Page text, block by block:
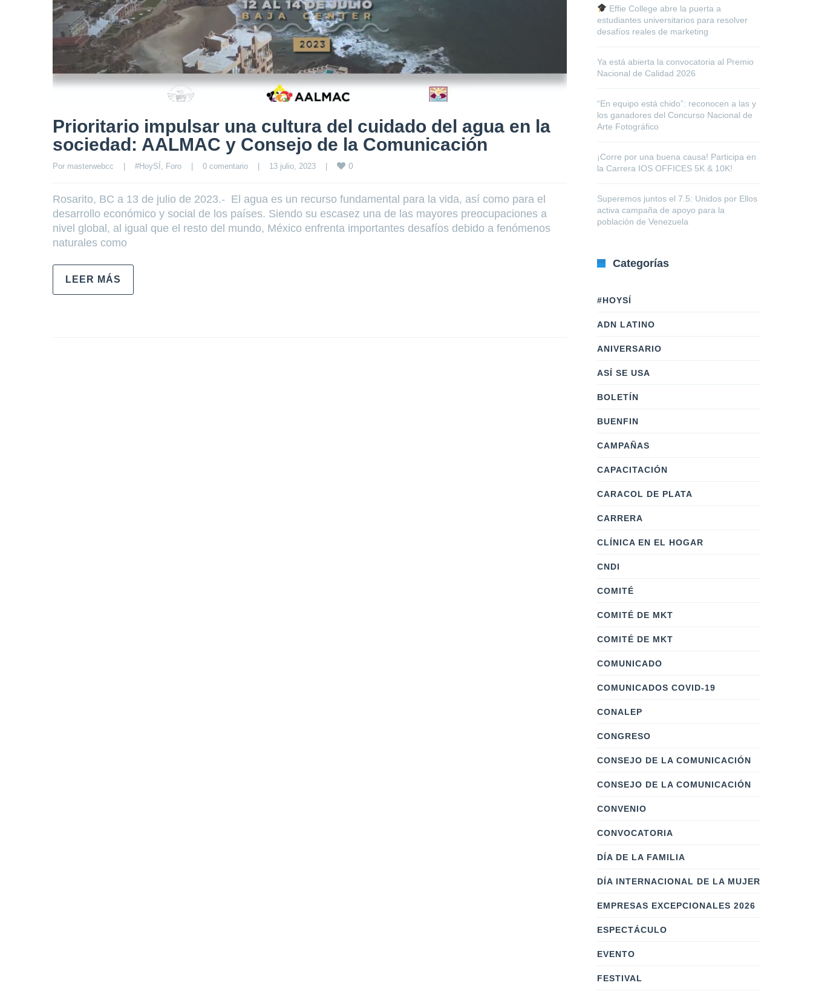
Prioritario impulsar una cultura del cuidado del agua en la
sociedad: AALMAC y Consejo de la Comunicación
Por masterwebcc #HoySÍ , Foro 0 comentario 13 julio, 2023 0
Rosarito, BC a 13 de julio de 2023.- El agua es un recurso fundamental para la vida, así como para el
desarrollo económico y social de los países. Siendo su escasez una de las mayores preocupaciones a
nivel global, al igual que el resto del mundo, México enfrenta importantes desafíos debido a fenómenos
naturales como
LEER MÁS
Effie College abre la puerta a
estudiantes universitarios para resolver
desafíos reales de marketing
Ya está abierta la convocatoria al Premio
Nacional de Calidad 2026
“En equipo está chido”: reconocen a las y
los ganadores del Concurso Nacional de
Arte Fotográfico
¡Corre por una buena causa! Participa en
la Carrera IOS OFFICES 5K & 10K!
Superemos juntos el 7.5: Unidos por Ellos
activa campaña de apoyo para la
población de Venezuela
Categorías
#HOYSÍ
ADN LATINO
ANIVERSARIO
ASÍ SE USA
BOLETÍN
BUENFIN
CAMPAÑAS
CAPACITACIÓN
CARACOL DE PLATA
CARRERA
CLÍNICA EN EL HOGAR
CNDI
COMITÉ
COMITÉ DE MKT
COMITÉ DE MKT
COMUNICADO
COMUNICADOS COVID-19
CONALEP
CONGRESO
CONSEJO DE LA COMUNICACIÓN
CONSEJO DE LA COMUNICACIÓN
CONVENIO
CONVOCATORIA
DÍA DE LA FAMILIA
DÍA INTERNACIONAL DE LA MUJER
EMPRESAS EXCEPCIONALES 2026
ESPECTÁCULO
EVENTO
FESTIVAL